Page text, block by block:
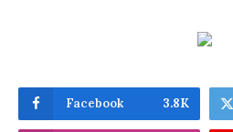
Facebook 3.8K